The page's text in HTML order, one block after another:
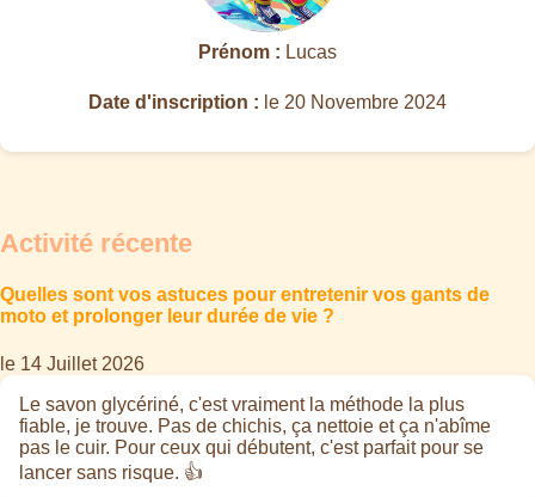
Prénom : Lucas
Date d'inscription : le 20 Novembre 2024
Activité récente
Quelles sont vos astuces pour entretenir vos gants de
moto et prolonger leur durée de vie ?
le 14 Juillet 2026
Le savon glycériné, c'est vraiment la méthode la plus
fiable, je trouve. Pas de chichis, ça nettoie et ça n'abîme
pas le cuir. Pour ceux qui débutent, c'est parfait pour se
lancer sans risque. 👍